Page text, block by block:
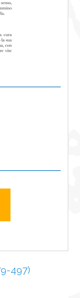
497)